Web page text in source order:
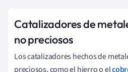
Catalizadores de
no preciosos
Los catalizadores hechos de
preciosos, como el hierro o el